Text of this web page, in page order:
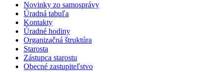
Novinky zo samosprávy
Úradná tabuľa
Kontakty
Úradné hodiny
Organizačná štruktúra
Starosta
Zástupca starostu
Obecné zastupiteľstvo